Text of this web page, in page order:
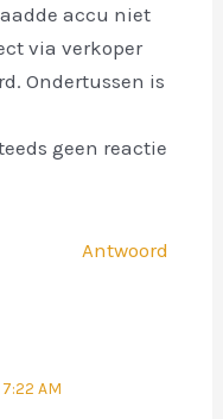
accu niet
via verkoper
Ondertussen is
geen reactie
Antwoord
AM